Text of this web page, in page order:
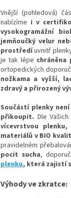
Vnější (pohledová)
nabízíme i v
vysokogramážní
jemňoučký velur
prostředíuvnitř
je tak lépe chráněna
ortopedických
nožkama a vyšší,
zdravý a přirozený
Součástí plenky není
přikoupit. Dle
vícevrstvou plenku,
materiálů v BIO
pravidelném
pocit sucha,
plenku, která zajistí
Výhody ve zkratce: